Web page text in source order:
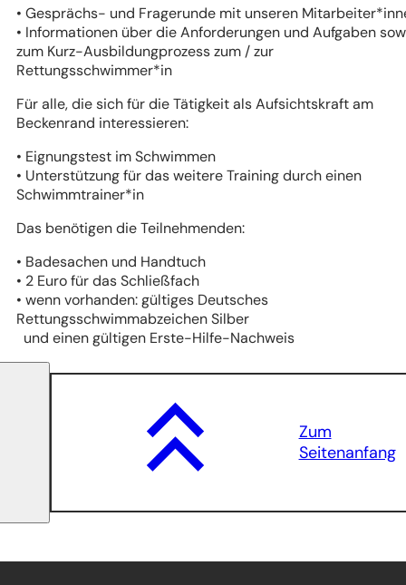
• Gesprächs- und Fragerunde mit unseren
• Informationen über die Anforderungen und Aufgaben
zum Kurz-Ausbildungprozess zum / zur
Rettungsschwimmer*in
Für alle, die sich für die Tätigkeit als Aufsichtskraft am
Beckenrand interessieren:
• Eignungstest im Schwimmen
• Unterstützung für das weitere Training durch einen
Schwimmtrainer*in
Das benötigen die Teilnehmenden:
• Badesachen und Handtuch
• 2 Euro für das Schließfach
• wenn vorhanden: gültiges Deutsches
Rettungsschwimmabzeichen Silber
und einen gültigen Erste-Hilfe-Nachweis
Zum
Seitenanfang